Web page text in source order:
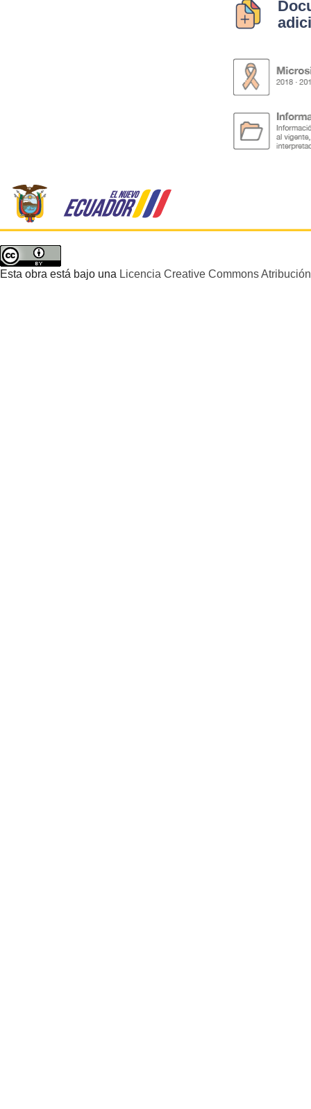
Esta obra está bajo una Licencia Creative Commons